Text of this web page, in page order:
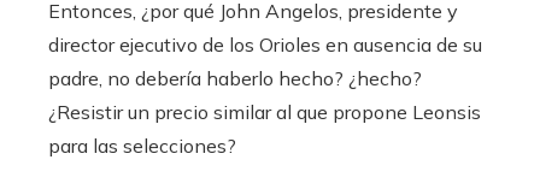
Entonces, ¿por qué John Angelos, presidente y
director ejecutivo de los Orioles en ausencia de su
padre, no debería haberlo hecho? ¿hecho?
¿Resistir un precio similar al que propone Leonsis
para las selecciones?